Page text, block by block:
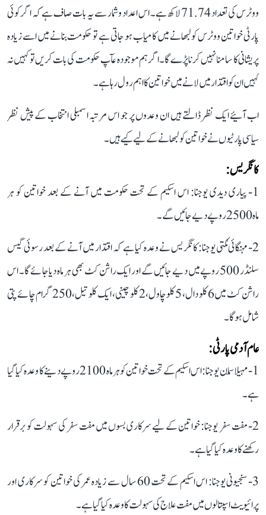
ووٹرس کی تعداد 71.74 لاکھ ہے۔ اس اعداد و شمار سے یہ بات صاف ہے کہ اگر کوئی
پارٹی خواتین ووٹرس کو لبھانے میں کامیاب ہو جاتی ہے تو حکومت بنانے میں اسے زیادہ
پریشانی کا سامنا نہیں کرنا پڑے گا۔ اگر ہم موجودہ عآپ حکومت کی بات کریں تو کہیں نہ
کہیں ان کو اقتدار میں لانے میں خواتین کا اہم رول رہا ہے۔
اب آئیے ایک نظر ڈالتے ہیں ان وعدوں پر جو اس مرتبہ اسمبلی انتخاب کے پیش نظر
سیاسی پارٹیوں نے خواتین کو لبھانے کے لیے کیے ہیں۔
کانگریس:
1- پیاری دیدی یوجنا: اس اسکیم کے تحت حکومت میں آنے کے بعد خواتین کو ہر
ماہ 2500 روپے دیے جائیں گے۔
2- مہنگائی مُکتی یوجنا: کانگریس نے وعدہ کیا ہے کہ اقتدار میں آنے کے بعد رسوئی گیس
سلنڈر 500 روپے میں دیے جائیں گے اور ایک راشن کٹ بھی ہر ماہ دیا جائے گا۔ اس
راشن کٹ میں 6 کلو دال، 5 کلو چاول، 2 کلو چینی، ایک کلو تیل، 250 گرام چائے پتی
شامل ہوگا۔
عام آدمی پارٹی:
1- مہیلا سمّان یوجنا: اس اسکیم کے تحت خواتین کو ہر ماہ 2100 روپے دینے کا وعدہ کیا گیا
ہے۔
2- مفت سفر یوجنا: خواتین کے لیے سرکاری بسوں میں مفت سفر کی سہولت کو برقرار
رکھنے کا وعدہ کیا گیا ہے۔
3- سنجیونی یوجنا: اس اسکیم کے تحت 60 سال سے زیادہ عمر کی خواتین کو سرکاری اور
پرائیویٹ اسپتالوں میں مفت علاج کی سہولت کا وعدہ کیا گیا ہے۔